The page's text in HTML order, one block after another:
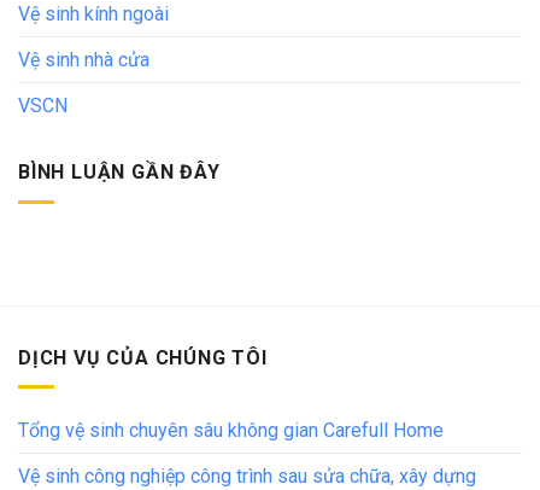
Vệ sinh kính ngoài
Vệ sinh nhà cửa
VSCN
BÌNH LUẬN GẦN ĐÂY
DỊCH VỤ CỦA CHÚNG TÔI
Tổng vệ sinh chuyên sâu không gian Carefull Home
Vệ sinh công nghiệp công trình sau sửa chữa, xây dựng